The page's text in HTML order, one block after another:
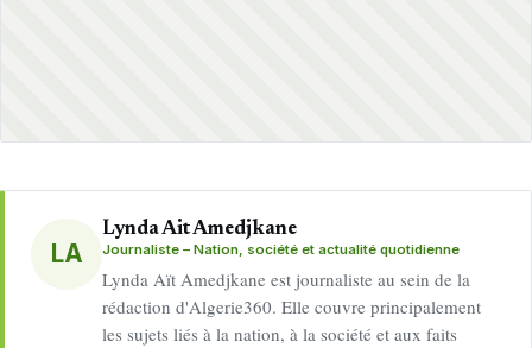
LA
Lynda Ait Amedjkane
Journaliste – Nation, société et actualité quotidienne
Lynda Aït Amedjkane est journaliste au sein de la
rédaction d'Algerie360. Elle couvre principalement
les sujets liés à la nation, à la société et aux faits